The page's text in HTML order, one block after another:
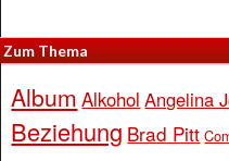
Zum Thema
Album Alkohol Angelina
Beziehung Brad Pitt